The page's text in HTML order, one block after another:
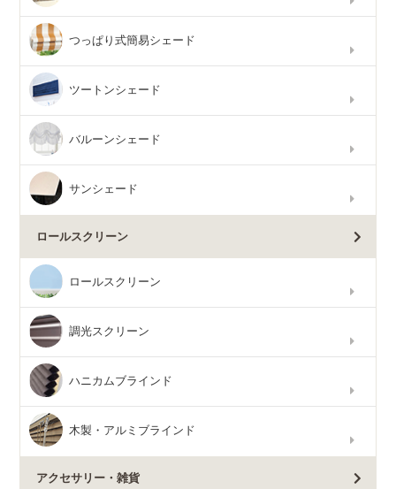
つっぱり式簡易シェード
ツートンシェード
バルーンシェード
サンシェード
ロールスクリーン
ロールスクリーン
調光スクリーン
ハニカムブラインド
木製・アルミブラインド
アクセサリー・雑貨